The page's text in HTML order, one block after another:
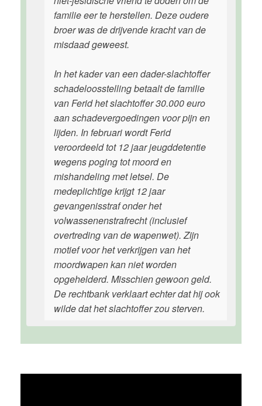
familie eer te herstellen. Deze oudere
broer was de drijvende kracht van de
misdaad geweest.
In het kader van een dader-slachtoffer
schadeloosstelling betaalt de familie
van Ferid het slachtoffer 30.000 euro
aan schadevergoedingen voor pijn en
lijden. In februari wordt Ferid
veroordeeld tot 12 jaar jeugddetentie
wegens poging tot moord en
mishandeling met letsel. De
medeplichtige krijgt 12 jaar
gevangenisstraf onder het
volwassenenstrafrecht (inclusief
overtreding van de wapenwet). Zijn
motief voor het verkrijgen van het
moordwapen kan niet worden
opgehelderd. Misschien gewoon geld.
De rechtbank verklaart echter dat hij ook
wilde dat het slachtoffer zou sterven.